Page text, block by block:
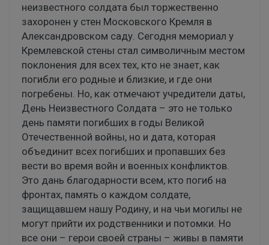
неизвестного солдата был торжественно
захоронен у стен Московского Кремля в
Александровском саду. Сегодня мемориал у
Кремлевской стены стал символичным местом
поклонения для всех тех, кто не знает, как
погибли его родные и близкие, и где они
погребены. Но, как отмечают учредители даты,
День Неизвестного Солдата – это не только
день памяти погибших в годы Великой
Отечественной войны, но и дата, которая
объединит всех погибших и пропавших без
вести во время войн и военных конфликтов.
Это дань благодарности всем, кто погиб на
фронтах, память о каждом солдате,
защищавшем нашу Родину, и на чьи могилы не
могут прийти их родственники и потомки. Но
все они – герои своей страны – живы в памяти